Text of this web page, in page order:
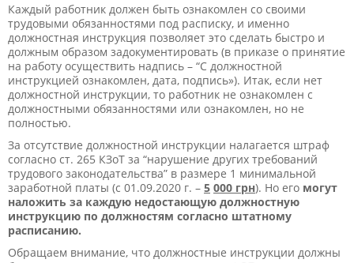
Каждый работник должен быть ознакомлен со своими
трудовыми обязанностями под расписку, и именно
должностная инструкция позволяет это сделать быстро и
должным образом задокументировать (в приказе о принятие
на работу осуществить надпись – “С должностной
инструкцией ознакомлен, дата, подпись»). Итак, если нет
должностной инструкции, то работник не ознакомлен с
должностными обязанностями или ознакомлен, но не
полностью.
За отсутствие должностной инструкции налагается штраф
согласно ст. 265 КЗоТ за “нарушение других требований
трудового законодательства” в размере 1 минимальной
заработной платы (с 01.09.2020 г. – 5 000 грн). Но его могут
наложить за каждую недостающую должностную
инструкцию по должностям согласно штатному
расписанию.
Обращаем внимание, что должностные инструкции должны